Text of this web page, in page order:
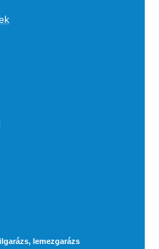
lemezgarázs